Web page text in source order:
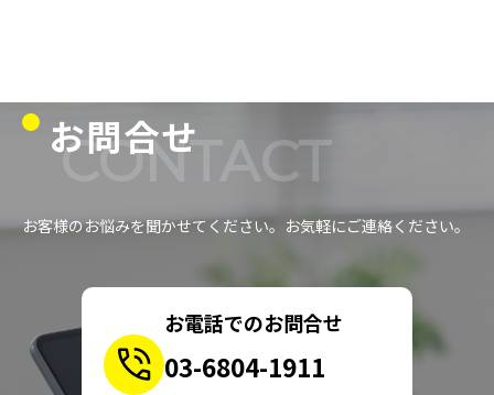
お問合せ
CONTACT
お客様のお悩みを聞かせてください。お気軽にご連絡ください。
お電話でのお問合せ
03-6804-1911